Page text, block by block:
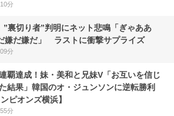
分
”裏切り者”判明にネット悲鳴「ぎゃああ
嫌だ嫌だ」 ラストに衝撃サプライズ
分
覇達成！妹・美和と兄妹V「お互いを信じ
結果」韓国のオ・ジュンソンに逆転勝利
ピオンズ横浜】
分